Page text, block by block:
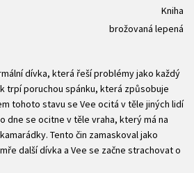
Kniha
brožovaná lepená
dívka, která řeší problémy jako každý
trpí poruchou spánku, která způsobuje
tohoto stavu se Vee ocitá v těle jiných lidí
dne se ocitne v těle vraha, který má na
Tento čin zamaskoval jako
další dívka a Vee se začne strachovat o